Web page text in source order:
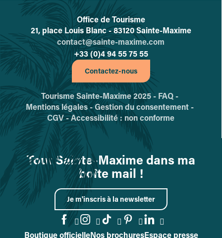
L'office de tourisme de Sainte-
Office de Tourisme
21, place Louis Blanc - 83120 Sainte-Maxime
contact@sainte-maxime.com
+33 (0)4 94 55 75 55
Contactez-nous
Tourisme Sainte-Maxime 2025 - FAQ -
Mentions légales -Gestion du consentement -
CGV -Accessibilité : non conforme
Tout Sainte-Maxime dans ma
boîte mail !
Je m'inscris à la newsletter
Boutique officielleNos brochuresEspace presse